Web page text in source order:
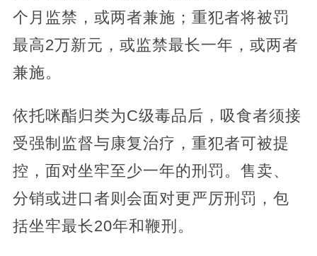
个月监禁，或两者兼施；重犯者将被罚
最高2万新元，或监禁最长一年，或两者
兼施。
依托咪酯归类为C级毒品后，吸食者须接
受强制监督与康复治疗，重犯者可被提
控，面对坐牢至少一年的刑罚。售卖、
分销或进口者则会面对更严厉刑罚，包
括坐牢最长20年和鞭刑。